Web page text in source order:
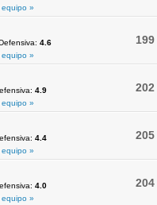
»
4.6
»
199
4.9
»
202
4.4
»
205
4.0
»
204